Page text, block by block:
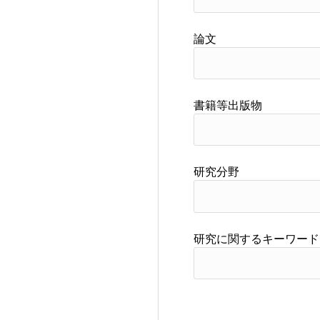
論文
書籍等出版物
研究分野
研究に関するキーワード